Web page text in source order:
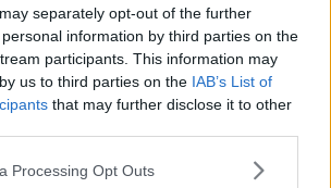
separately opt-out of the further
information by third parties on the
participants. This information may
us to third parties on the IAB’s List of
that may further disclose it to other
Processing Opt Outs
Nächster Artikel
„Zieht die
Organisation zur
Rechenschaft“ – Wut
über Sturzchaos beim
Giro d’Italia hält an:
Thijs Zonneveld